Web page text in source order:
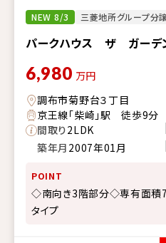
NEW 8/3 三菱地所グループ分
パークハウス ザ ガーデ
6,980 万円
調布市菊野台３丁目
京王線「柴崎」駅 徒歩9分
間取り2LDK
築年月 2007年01月
POINT
◇南向き3階部分◇専有面積
タイプ